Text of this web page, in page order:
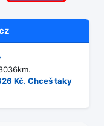
Kč. Chceš taky